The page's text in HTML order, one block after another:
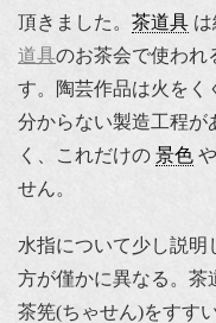
頂きました。 茶道具
道具のお茶会で使われ
す。陶芸作品は火をく
分からない製造工程が
く、これだけの 景色 や
せん。
水指について少し説
方が僅かに異なる。茶
茶筅(ちゃせん)をすす